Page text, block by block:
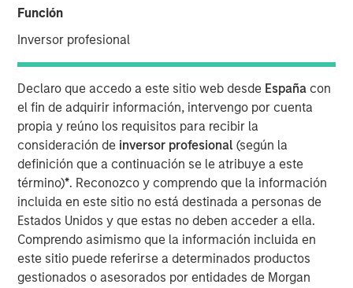
Función
Inversor profesional
Declaro que accedo a este sitio web desde España con
el fin de adquirir información, intervengo por cuenta
propia y reúno los requisitos para recibir la
consideración de inversor profesional(según la
definición que a continuación se le atribuye a este
término)*. Reconozco y comprendo que la información
incluida en este sitio no está destinada a personas de
Estados Unidos y que estas no deben acceder a ella.
Comprendo asimismo que la información incluida en
este sitio puede referirse a determinados productos
gestionados o asesorados por entidades de Morgan
XRI Holdings, LLC (“XRI” or the “Company”), a leading
throughout the Permian Basin, announced today that it
has acquired the water treatment and recycling division
of Fountain Quail Energy Services, LLC (“Fountain Quail
Water Treatment”). The consideration for the transaction
consisted of cash and equity, but specific terms of the
deal were not disclosed. Fountain Quail Water Treatment
is a leading produced water treatment, recycle, and reuse
business with operations throughout the Permian Basin
and other key producing basins across the United States.
Members of the Fountain Quail Water Treatment senior
leadership team have joined XRI and will lead the
Company’s water treatment division, which will be a
wholly-owned subsidiary of XRI operating under the